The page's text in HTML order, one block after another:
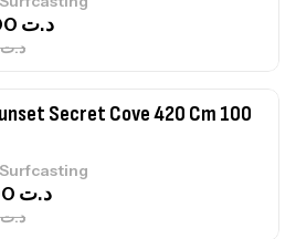
Surfcasting
د.ت
د.ت 673,000
Sunset Massive Attack
250gr 30kg
Jigging
د.ت
د.ت340,000